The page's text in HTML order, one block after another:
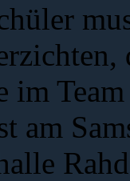
im
am